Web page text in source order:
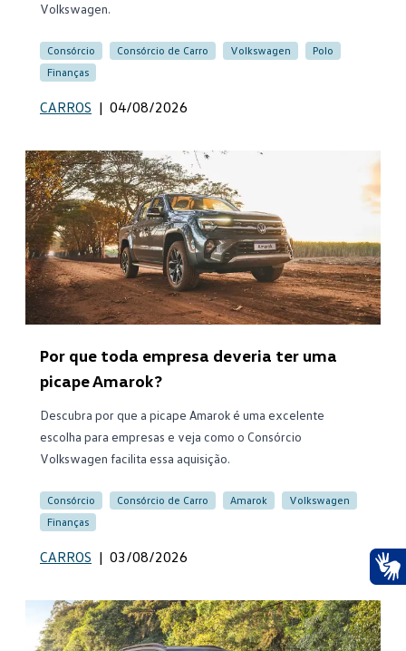
Volkswagen.
Consórcio Consórcio de Carro Volkswagen
Polo
Finanças
CARROS | 04/08/2026
Por que toda empresa deveria ter uma
picape Amarok?
Descubra por que a picape Amarok é uma excelente
escolha para empresas e veja como o Consórcio
Volkswagen facilita essa aquisição.
Consórcio Consórcio de Carro Amarok
Volkswagen
Finanças
CARROS | 03/08/2026